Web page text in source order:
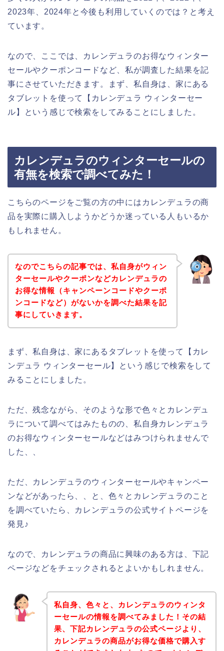
2023年、2024年と今後も利用していくのでは？と考え
ています。
なので、ここでは、カレンデュラのお得なウィンター
セールやクーポンコードなど、私が調査した結果を記
事にさせていただきます。まず、私自身は、家にある
タブレットを使って【カレンデュラ ウィンターセー
ル】という感じで検索をしてみることにしました。
カレンデュラのウィンターセールの
有無を検索で調べてみた！
こちらのページをご覧の方の中にはカレンデュラの商
品を実際に購入しようかどうか迷っている人もいるか
もしれません。
なのでこちらの記事では、私自身がウィン
ターセールやクーポンなどカレンデュラの
お得な情報（キャンペーンコードやクーポ
ンコードなど）がないかを調べた結果を記
事にしていきます。
まず、私自身は、家にあるタブレットを使って【カレ
ンデュラ ウィンターセール】という感じで検索をして
みることにしました。
ただ、残念ながら、そのような形で色々とカレンデュ
ラについて調べてはみたものの、私自身カレンデュラ
のお得なウィンターセールなどはみつけられませんで
した、、
ただ、カレンデュラのウィンターセールやキャンペー
ンなどがあったら、、と、色々とカレンデュラのこと
を調べていたら、カレンデュラの公式サイトページを
発見♪
なので、カレンデュラの商品に興味のある方は、下記
ページなどをチェックされるとよいかもしれません。
私自身、色々と、カレンデュラのウィンタ
ーセールの情報を調べてみました！その結
果、下記カレンデュラの公式ページより、
カレンデュラの商品がお得な価格で購入す